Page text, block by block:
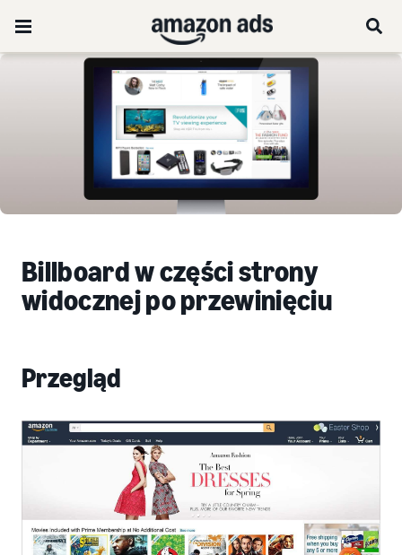
Billboard w części strony
widocznej po przewinięciu
Przegląd